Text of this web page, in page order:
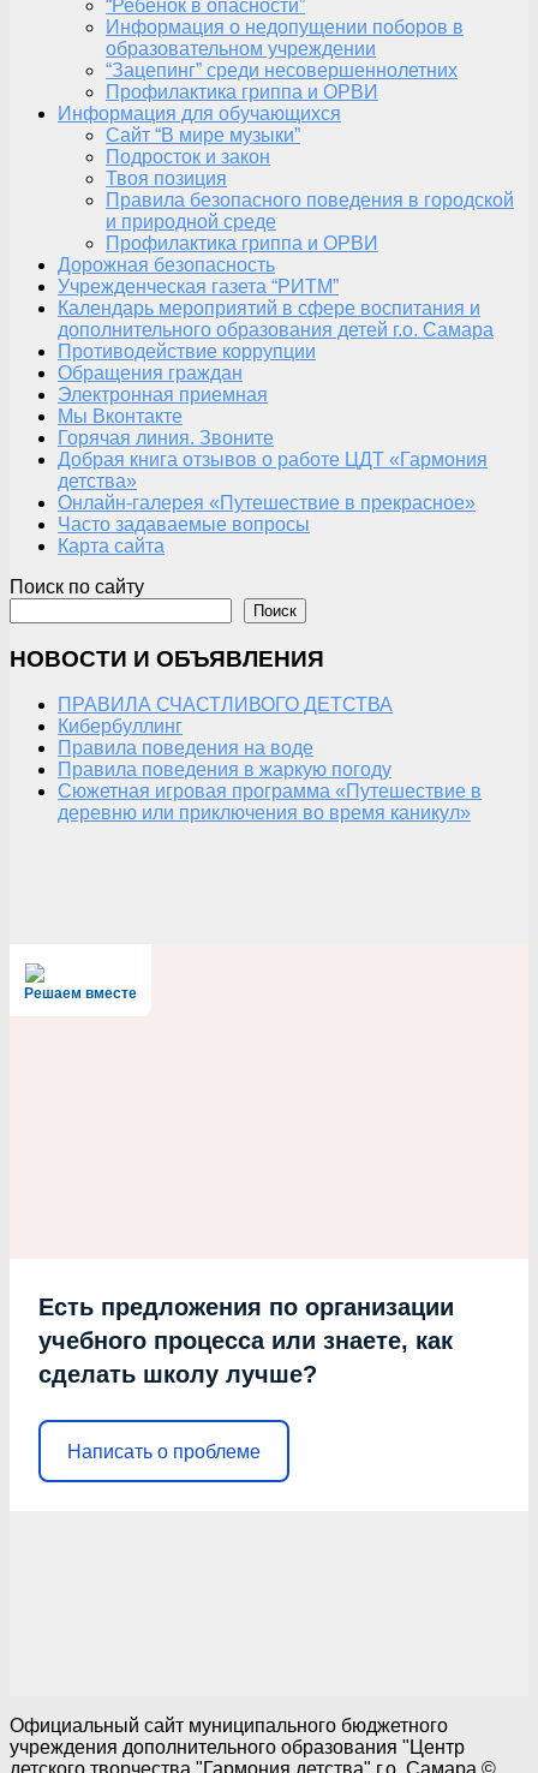
“Ребенок в опасности”
Информация о недопущении поборов в
образовательном учреждении
“Зацепинг” среди несовершеннолетних
Профилактика гриппа и ОРВИ
Информация для обучающихся
Сайт “В мире музыки”
Подросток и закон
Твоя позиция
Правила безопасного поведения в городской
и природной среде
Профилактика гриппа и ОРВИ
Дорожная безопасность
Учрежденческая газета “РИТМ”
Календарь мероприятий в сфере воспитания и
дополнительного образования детей г.о. Самара
Противодействие коррупции
Обращения граждан
Электронная приемная
Мы Вконтакте
Горячая линия. Звоните
Добрая книга отзывов о работе ЦДТ «Гармония
детства»
Онлайн-галерея «Путешествие в прекрасное»
Часто задаваемые вопросы
Карта сайта
Поиск по сайту
Поиск
НОВОСТИ И ОБЪЯВЛЕНИЯ
ПРАВИЛА СЧАСТЛИВОГО ДЕТСТВА
Кибербуллинг
Правила поведения на воде
Правила поведения в жаркую погоду
Сюжетная игровая программа «Путешествие в
деревню или приключения во время каникул»
Решаем вместе
Есть предложения по организации
учебного процесса или знаете, как
сделать школу лучше?
Написать о проблеме
Официальный сайт муниципального бюджетного
учреждения дополнительного образования "Центр